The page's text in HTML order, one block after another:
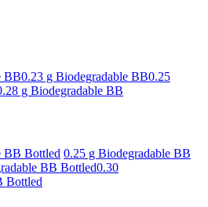
BB0.23 g Biodegradable BB0.25
g Biodegradable BB
BB Bottled 0.25 g Biodegradable BB
BB Bottled0.30
Bottled